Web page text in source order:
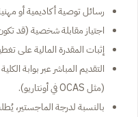
رسائل توصية أكاديمية أو
اجتياز مقابلة شخصية (قد
إثبات المقدرة المالية على
التقديم المباشر عبر بوابة
(مثل OCAS في أونتاريو).
بالنسبة لدرجة